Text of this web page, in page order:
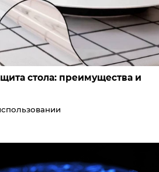
стола: преимущества и